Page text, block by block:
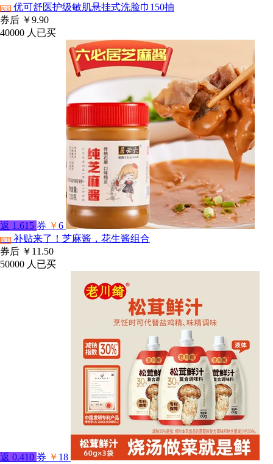
淘宝 优可舒医护级敏肌悬挂式洗脸巾150抽
券后 ￥9.90
40000 人已买
返 1.615 券 ￥6
淘宝 补贴来了！芝麻酱，花生酱组合
券后 ￥11.50
50000 人已买
返 0.410 券 ￥ 18